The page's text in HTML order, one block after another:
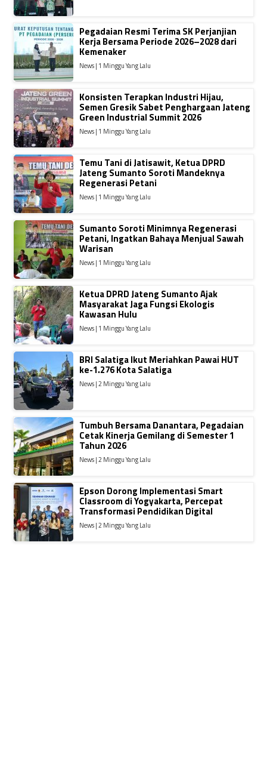
Pegadaian Resmi Terima SK Perjanjian
Kerja Bersama Periode 2026–2028 dari
Kemenaker
News | 1 Minggu Yang Lalu
Konsisten Terapkan Industri Hijau,
Semen Gresik Sabet Penghargaan Jateng
Green Industrial Summit 2026
News | 1 Minggu Yang Lalu
Temu Tani di Jatisawit, Ketua DPRD
Jateng Sumanto Soroti Mandeknya
Regenerasi Petani
News | 1 Minggu Yang Lalu
Sumanto Soroti Minimnya Regenerasi
Petani, Ingatkan Bahaya Menjual Sawah
Warisan
News | 1 Minggu Yang Lalu
Ketua DPRD Jateng Sumanto Ajak
Masyarakat Jaga Fungsi Ekologis
Kawasan Hulu
News | 1 Minggu Yang Lalu
BRI Salatiga Ikut Meriahkan Pawai HUT
ke-1.276 Kota Salatiga
News | 2 Minggu Yang Lalu
Tumbuh Bersama Danantara, Pegadaian
Cetak Kinerja Gemilang di Semester 1
Tahun 2026
News | 2 Minggu Yang Lalu
Epson Dorong Implementasi Smart
Classroom di Yogyakarta, Percepat
Transformasi Pendidikan Digital
News | 2 Minggu Yang Lalu